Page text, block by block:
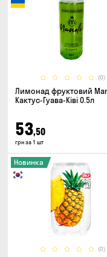
(0)
Лимонад фруктовий
Кактус-Гуава-Ківі 0.5л
53,50
грн за 1 шт
(0)
Новинка